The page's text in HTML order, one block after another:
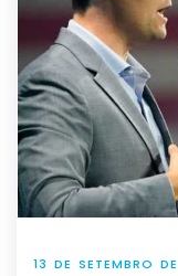
13 DE SETEMBRO